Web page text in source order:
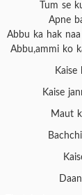
Tum se
Apne
Abbu ka hak naa
Abbu,ammi ko
Kaise
Maut